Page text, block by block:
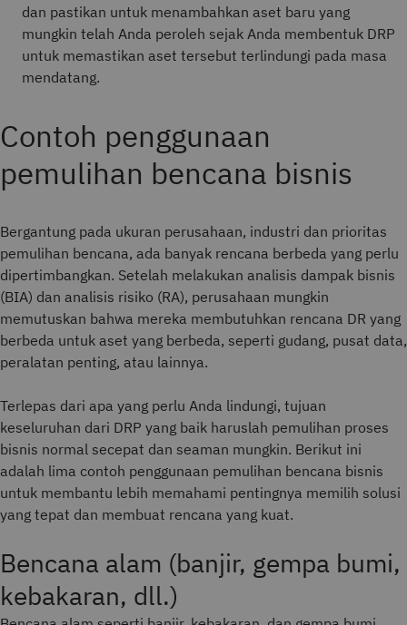
dan pastikan untuk menambahkan aset baru yang
mungkin telah Anda peroleh sejak Anda membentuk DRP
untuk memastikan aset tersebut terlindungi pada masa
mendatang.
Contoh penggunaan
pemulihan bencana bisnis
Bergantung pada ukuran perusahaan, industri dan prioritas
pemulihan bencana, ada banyak rencana berbeda yang perlu
dipertimbangkan. Setelah melakukan analisis dampak bisnis
(BIA) dan analisis risiko (RA), perusahaan mungkin
memutuskan bahwa mereka membutuhkan rencana DR yang
berbeda untuk aset yang berbeda, seperti gudang, pusat data,
peralatan penting, atau lainnya.
Terlepas dari apa yang perlu Anda lindungi, tujuan
keseluruhan dari DRP yang baik haruslah pemulihan proses
bisnis normal secepat dan seaman mungkin. Berikut ini
adalah lima contoh penggunaan pemulihan bencana bisnis
untuk membantu lebih memahami pentingnya memilih solusi
yang tepat dan membuat rencana yang kuat.
Bencana alam (banjir, gempa bumi,
kebakaran, dll.)